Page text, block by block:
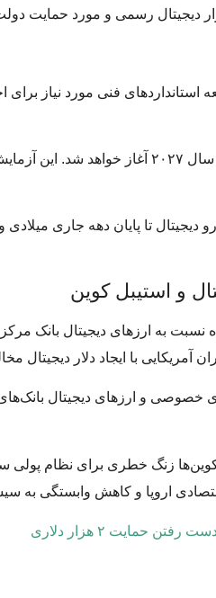
دیجیتال رسمی و مورد حمایت
فنی مورد نیاز
پس از آن، آزمایش‌های عملیاتی و اجرای پایلوت
و استیبل کوین
نسبت به ارزهای دیجیتال بانک
با ایجاد دلار دیجیتال
خصوصی و ارزهای دیجیتال
زنگ خطری برای نظام
اروپا و کاهش وابستگی به
حمایت ۲ هزار دلاری